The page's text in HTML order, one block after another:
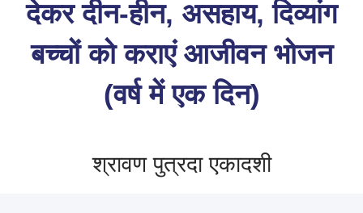
देकर दीन-हीन, असहाय, दिव्यांग
बच्चों को कराएं आजीवन भोजन
(वर्ष में एक दिन)
श्रावण पुत्रदा एकादशी